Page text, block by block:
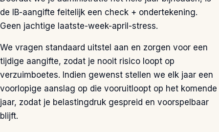
de IB-aangifte feitelijk een check + ondertekening.
Geen jachtige laatste-week-april-stress.
We vragen standaard uitstel aan en zorgen voor een
tijdige aangifte, zodat je nooit risico loopt op
verzuimboetes. Indien gewenst stellen we elk jaar een
voorlopige aanslag op die vooruitloopt op het komende
jaar, zodat je belastingdruk gespreid en voorspelbaar
blijft.